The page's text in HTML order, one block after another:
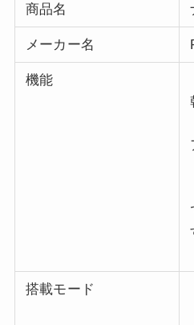
商品名
メーカー名
機能
搭載モード